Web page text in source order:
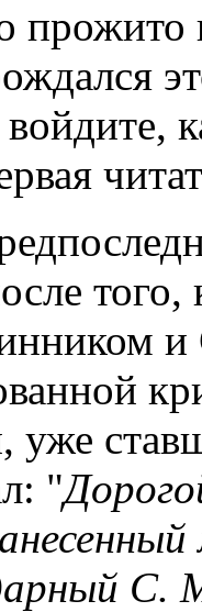
прожито
и
уже
"
С.